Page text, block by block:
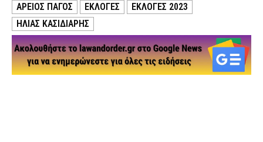
ΑΡΕΙΟΣ ΠΑΓΟΣ
ΕΚΛΟΓΕΣ
ΕΚΛΟΓΕΣ 2023
ΗΛΊΑΣ ΚΑΣΙΔΙΆΡΗΣ